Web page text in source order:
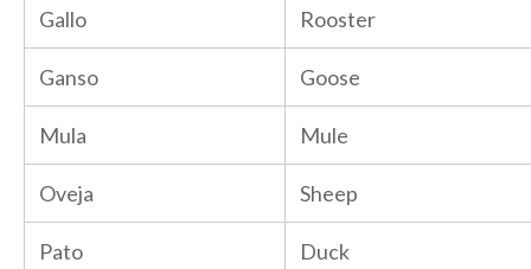
Gallo Rooster
Ganso Goose
Mula Mule
Oveja Sheep
Pato Duck